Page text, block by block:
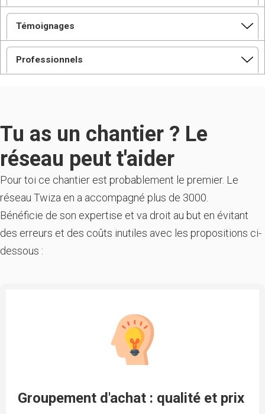
Témoignages
Professionnels
Tu as un chantier ? Le
réseau peut t'aider
Pour toi ce chantier est probablement le premier. Le
réseau Twiza en a accompagné plus de 3000.
Bénéficie de son expertise et va droit au but en évitant
des erreurs et des coûts inutiles avec les propositions ci-
dessous :
Groupement d'achat : qualité et prix